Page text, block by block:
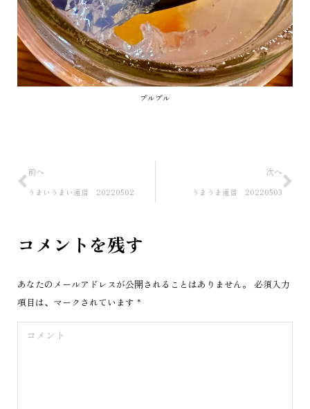
プルプル
前へ
うまいうまい通信 20220502
次へ
うまうま通信 20220503
コメントを残す
あなたのメールアドレスが公開されることはありません。 必須入力
項目は、マークされています *
コメント